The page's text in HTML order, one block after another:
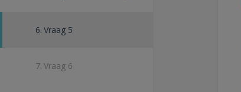
6. Vraag 5
7. Vraag 6